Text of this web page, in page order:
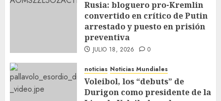
Rusia: bloguero pro-Kremlin
convertido en crítico de Putin
arrestado y puesto en prisión
preventiva
JULIO 18, 2026 0
noticias Noticias Mundiales
Voleibol, los “debuts” de
Durigon como presidente de la